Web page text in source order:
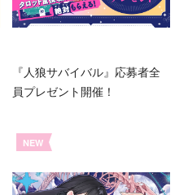
『人狼サバイバル』応募者全
員プレゼント開催！
NEW